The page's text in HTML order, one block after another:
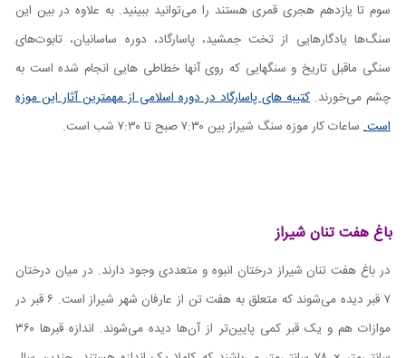
سوم تا یازدهم هجری قمری هستند را می‌توانید ببینید. به علاوه در بین این
سنگ‌ها یادگارهایی از تخت جمشید، پاسارگاد، دوره ساسانیان، تابوت‌های
سنگی ماقبل تاریخ و سنگهایی که روی آنها خطاطی هایی انجام شده است به
چشم می‌خورند.کتیبه های پاسارگاد در دوره اسلامی از مهمترین آثار این موزه
است. ساعات کار موزه سنگ شیراز بین ۷:۳۰ صبح تا ۷:۳۰ شب است.
باغ هفت تنان شیراز
در باغ هفت تنان شیراز درختان انبوه و متعددی وجود دارند. در میان درختان
۷ قبر دیده می‌شوند که متعلق به هفت تن از عارفان شهر شیراز است. ۶ قبر در
موازات هم و یک قبر کمی پایین‌تر از آن‌ها دیده می‌شوند. اندازه قبر‌ها ۳۶۰